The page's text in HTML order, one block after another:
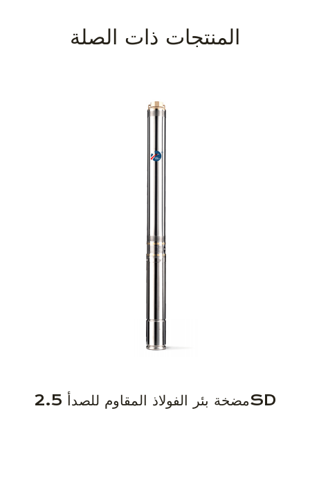
المنتجات ذات الصلة
مضخة بئر الفولاذ المقاوم للصدأ 2.5SD